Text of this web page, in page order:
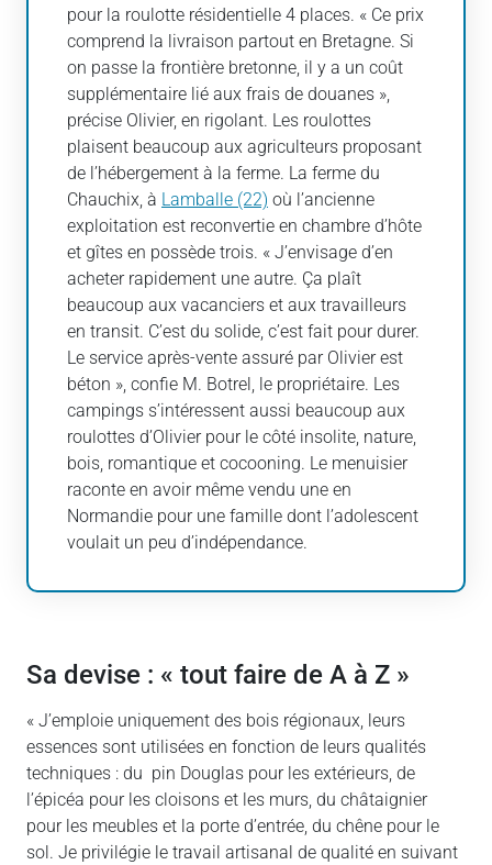
pour la roulotte résidentielle 4 places. « Ce prix
comprend la livraison partout en Bretagne. Si
on passe la frontière bretonne, il y a un coût
supplémentaire lié aux frais de douanes »,
précise Olivier, en rigolant. Les roulottes
plaisent beaucoup aux agriculteurs proposant
de l’hébergement à la ferme. La ferme du
Chauchix, à Lamballe (22) où l’ancienne
exploitation est reconvertie en chambre d’hôte
et gîtes en possède trois. « J’envisage d’en
acheter rapidement une autre. Ça plaît
beaucoup aux vacanciers et aux travailleurs
en transit. C’est du solide, c’est fait pour durer.
Le service après-vente assuré par Olivier est
béton », confie M. Botrel, le propriétaire. Les
campings s’intéressent aussi beaucoup aux
roulottes d’Olivier pour le côté insolite, nature,
bois, romantique et cocooning. Le menuisier
raconte en avoir même vendu une en
Normandie pour une famille dont l’adolescent
voulait un peu d’indépendance.
Sa devise : « tout faire de A à Z »
« J’emploie uniquement des bois régionaux, leurs
essences sont utilisées en fonction de leurs qualités
techniques : du pin Douglas pour les extérieurs, de
l’épicéa pour les cloisons et les murs, du châtaignier
pour les meubles et la porte d’entrée, du chêne pour le
sol. Je privilégie le travail artisanal de qualité en suivant